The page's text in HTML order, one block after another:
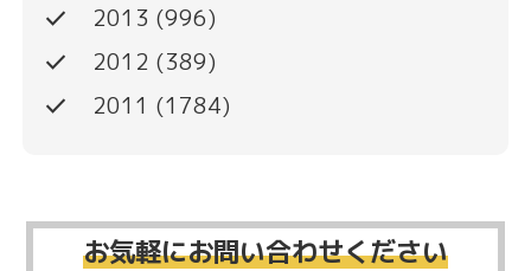
done 2013 (996)
done 2012 (389)
done 2011 (1784)
お気軽にお問い合わせください